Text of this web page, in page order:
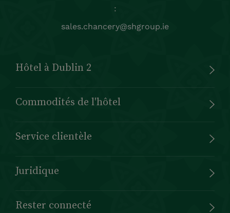
:
sales.chancery@shgroup.ie
Hôtel à Dublin 2
Commodités de l'hôtel
Service clientèle
Juridique
Rester connecté